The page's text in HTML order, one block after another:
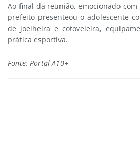
Ao final da reunião, emocionado
prefeito presenteou o adolescente
de joelheira e cotoveleira,
prática esportiva.
Fonte: Portal A10+